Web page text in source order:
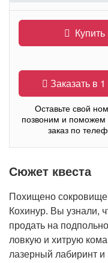
Купить
Заказать в 1
Оставьте свой
позвоним и
заказ по
Сюжет квеста
Похищено
Кохинур. Вы узнали,
продать на
ловкую и хитрую
лазерный лабиринт